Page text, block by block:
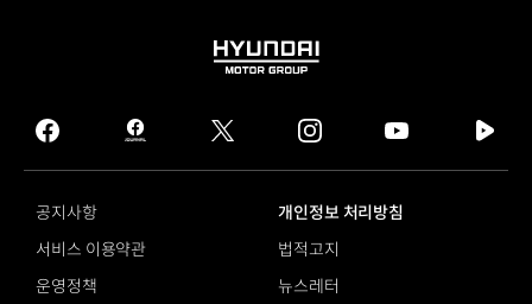
HYUNDAI
GROUP
facebook
hmg
journal
twitter instagram
tv
공지사항
개인정보 처리방침
서비스 이용약관
법적고지
운영정책
뉴스레터